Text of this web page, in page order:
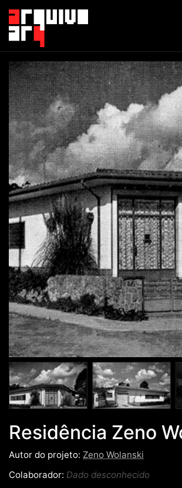
Residência Zeno
Autor do projeto: Zeno Wolanski
Colaborador: Dado desconhecido